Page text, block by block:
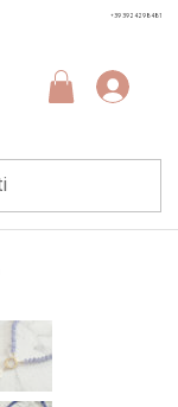
+39 3924298481